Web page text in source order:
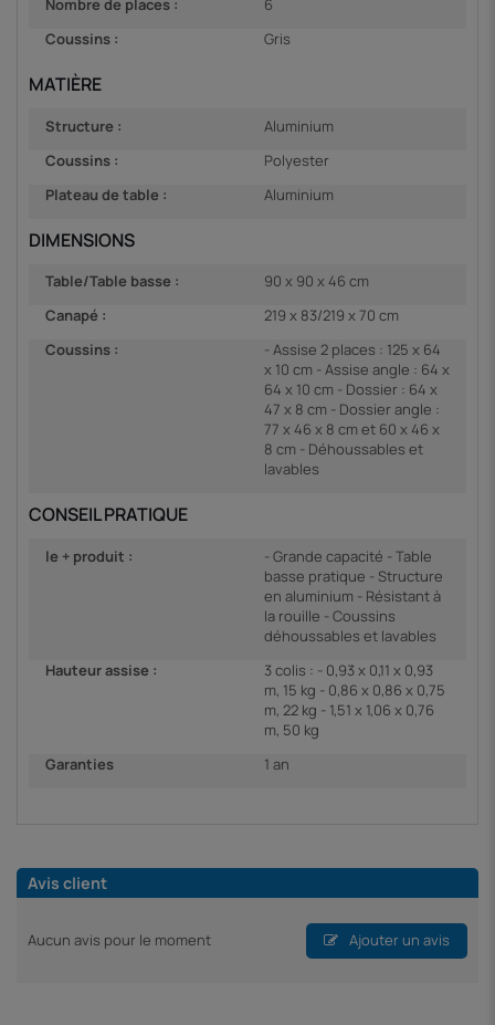
Nombre de places :
6
Coussins :
Gris
MATIÈRE
Structure :
Aluminium
Coussins :
Polyester
Plateau de table :
Aluminium
DIMENSIONS
Table/Table basse :
90 x 90 x 46 cm
Canapé :
219 x 83/219 x 70 cm
Coussins :
- Assise 2 places : 125 x 64
x 10 cm - Assise angle : 64 x
64 x 10 cm - Dossier : 64 x
47 x 8 cm - Dossier angle :
77 x 46 x 8 cm et 60 x 46 x
8 cm - Déhoussables et
lavables
CONSEIL PRATIQUE
le + produit :
- Grande capacité - Table
basse pratique - Structure
en aluminium - Résistant à
la rouille - Coussins
déhoussables et lavables
Hauteur assise :
3 colis : - 0,93 x 0,11 x 0,93
m, 15 kg - 0,86 x 0,86 x 0,75
m, 22 kg - 1,51 x 1,06 x 0,76
m, 50 kg
Garanties
1 an
Avis client
Aucun avis pour le moment Ajouter un avis